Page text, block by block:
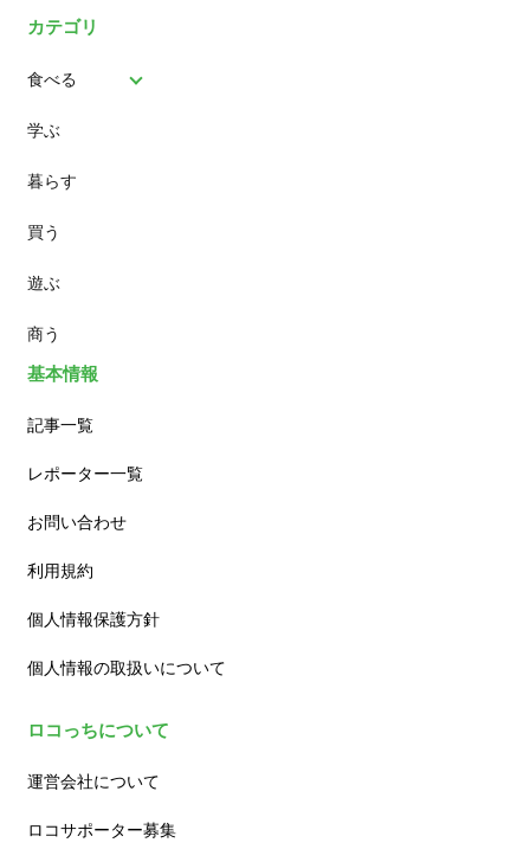
カテゴリ
食べる
パン
スイーツ
ランチ
カフェ
学ぶ
暮らす
買う
遊ぶ
商う
基本情報
記事一覧
レポーター一覧
お問い合わせ
利用規約
個人情報保護方針
個人情報の取扱いについて
ロコっちについて
運営会社について
ロコサポーター募集